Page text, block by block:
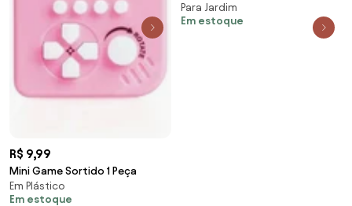
R$ 9,99
Mini Game Sortido 1 Peça
Em Plástico
Em estoque
Para Jardim
Em estoque